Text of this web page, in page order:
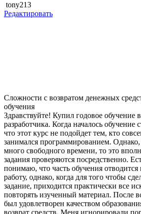
tony213
Редактировать
Сложности с возвратом денежных
обучения
Здравствуйте! Купил годовое обучение
разработчика. Когда началось обучение
что этот курс не подойдет тем, кто
занимался программированием. Однако,
много свободного времени, то это
задания проверяются посредственно.
понимаю, что часть обучения отводится
работу, однако, когда для того чтобы
задание, приходится практически все
повторять изученный материал. После
был удовлетворен качеством